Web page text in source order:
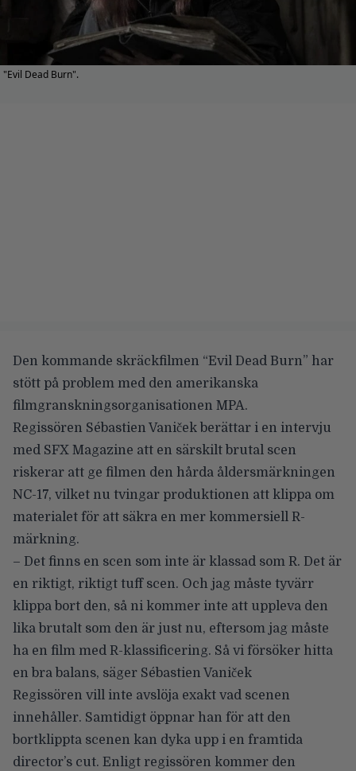
"Evil Dead Burn".
Den kommande skräckfilmen “Evil Dead Burn” har
stött på problem med den amerikanska
filmgranskningsorganisationen MPA.
Regissören Sébastien Vaniček berättar i en intervju
med SFX Magazine att en särskilt brutal scen
riskerar att ge filmen den hårda åldersmärkningen
NC-17, vilket nu tvingar produktionen att klippa om
materialet för att säkra en mer kommersiell R-
märkning.
– Det finns en scen som inte är klassad som R. Det är
en riktigt, riktigt tuff scen. Och jag måste tyvärr
klippa bort den, så ni kommer inte att uppleva den
lika brutalt som den är just nu, eftersom jag måste
ha en film med R-klassificering. Så vi försöker hitta
en bra balans, säger Sébastien Vaniček
Regissören vill inte avslöja exakt vad scenen
innehåller. Samtidigt öppnar han för att den
bortklippta scenen kan dyka upp i en framtida
director’s cut. Enligt regissören kommer den